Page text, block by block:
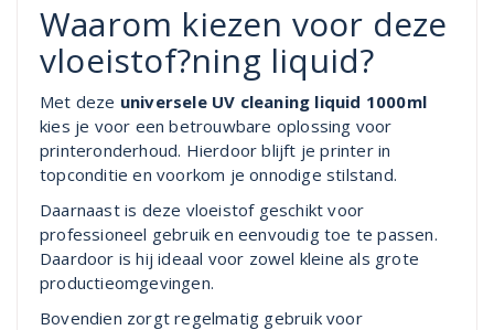
Waarom kiezen voor deze
vloeistof?ning liquid?
Met deze universele UV cleaning liquid 1000ml
kies je voor een betrouwbare oplossing voor
printeronderhoud. Hierdoor blijft je printer in
topconditie en voorkom je onnodige stilstand.
Daarnaast is deze vloeistof geschikt voor
professioneel gebruik en eenvoudig toe te passen.
Daardoor is hij ideaal voor zowel kleine als grote
productieomgevingen.
Bovendien zorgt regelmatig gebruik voor